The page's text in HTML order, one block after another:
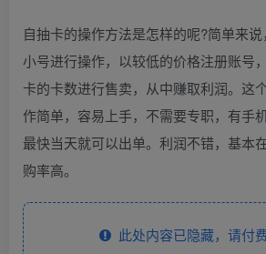
自抽卡的操作方法是怎样的呢?简单来
小号进行操作，以较低的价格注册账号
卡的卡数进行售卖，从中赚取利润。这
作简单，容易上手，不需要专职，有手
最快当天就可以出单。利润不错，基本
购率高。
此处内容已隐藏，请付